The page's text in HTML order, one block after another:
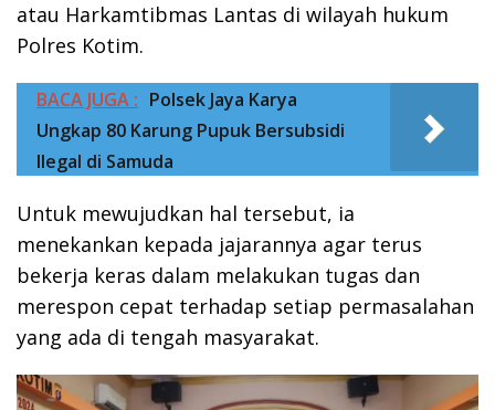
atau Harkamtibmas Lantas di wilayah hukum
Polres Kotim.
BACA JUGA : Polsek Jaya Karya
Ungkap 80 Karung Pupuk Bersubsidi
Ilegal di Samuda
Untuk mewujudkan hal tersebut, ia
menekankan kepada jajarannya agar terus
bekerja keras dalam melakukan tugas dan
merespon cepat terhadap setiap permasalahan
yang ada di tengah masyarakat.